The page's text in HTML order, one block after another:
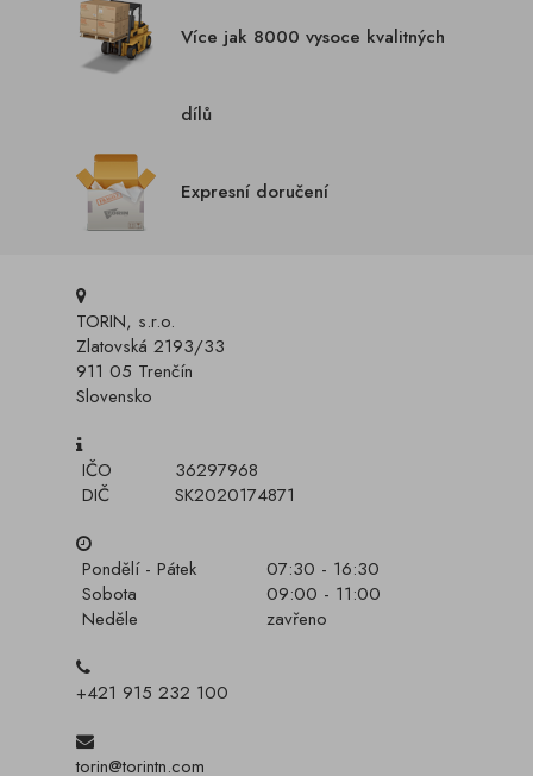
Více jak 8000 vysoce kvalitných
dílů
Expresní doručení
TORIN, s.r.o.
Zlatovská 2193/33
911 05 Trenčín
Slovensko
IČO
36297968
DIČ
SK2020174871
Pondělí - Pátek
07:30 - 16:30
Sobota
09:00 - 11:00
Neděle
zavřeno
+421 915 232 100
torin@torintn.com